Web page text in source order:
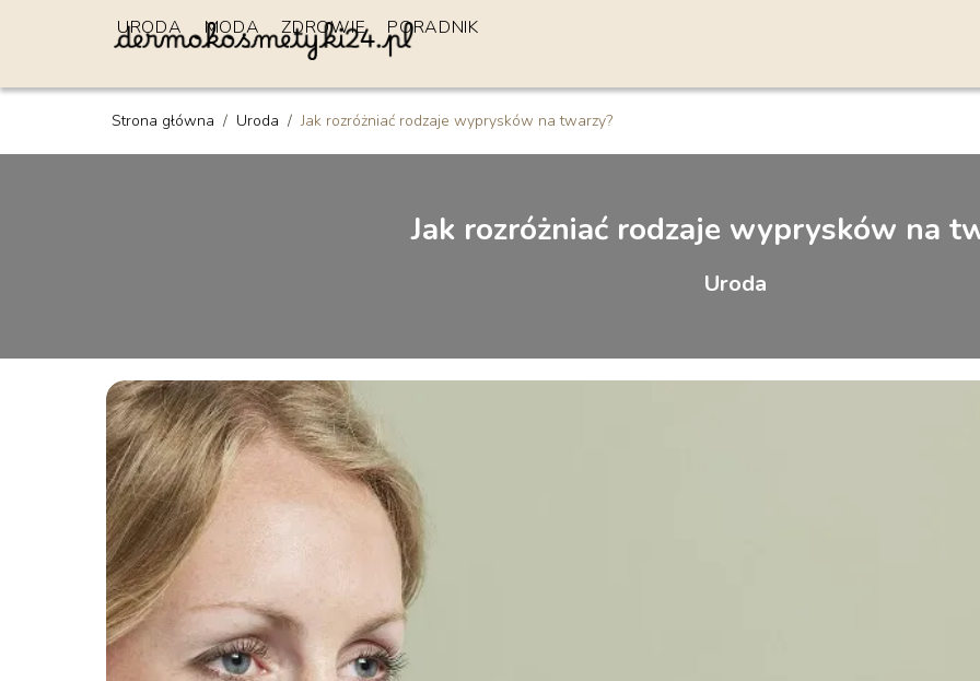
URODA MODA ZDROWIE PORADNIK
Strona główna / Uroda /Jak rozróżniać rodzaje wyprysków na twarzy?
Jak rozróżniać rodzaje wyprysków na
Uroda